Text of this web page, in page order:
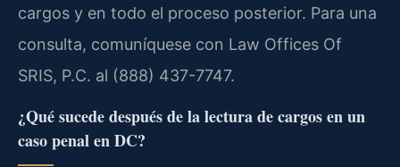
cargos y en todo el proceso posterior. Para una
consulta, comuníquese con Law Offices Of
SRIS, P.C. al (888) 437-7747.
¿Qué sucede después de la lectura de cargos en un
caso penal en DC?